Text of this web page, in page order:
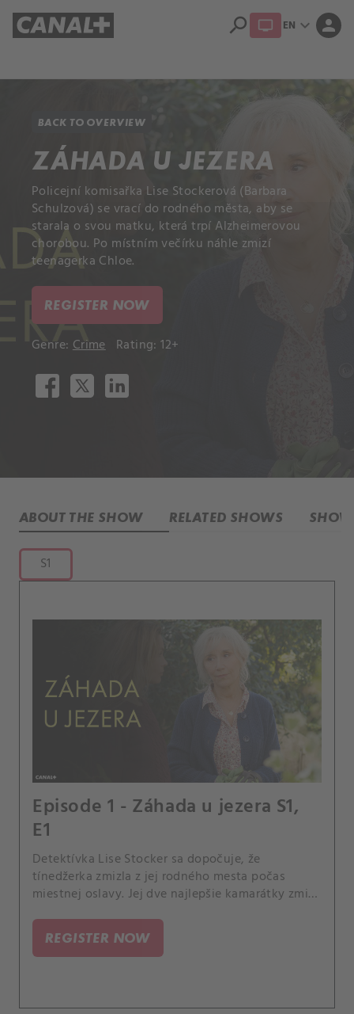
search EN expand_more person
BACK TO OVERVIEW
ZÁHADA U JEZERA
Policejní komisařka Lise Stockerová (Barbara
Schulzová) se vrací do rodného města, aby se
starala o svou matku, která trpí Alzheimerovou
chorobou. Po místním večírku náhle zmizí
teenagerka Chloe.
REGISTER NOW
Genre: Crime Rating: 12+
ABOUT THE SHOW RELATED SHOWS
S1
Episode 1 - Záhada u jezera S1,
E1
Detektívka Lise Stocker sa dopočuje, že
tínedžerka zmizla z jej rodného mesta počas
miestnej oslavy. Jej dve najlepšie kamarátky zmizli
REGISTER NOW